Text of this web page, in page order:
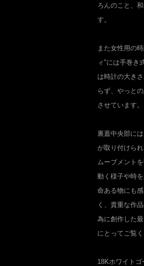
ろんのこと、
す。
また女性用の
ィ"には手巻き
は時計の大き
らず、やっと
させています。
裏蓋中央部に
が取り付けら
ムーブメント
動く様子や時
命ある物にも
く、貴重な作
為に創作した
にとってご覧く
18Kホワイト